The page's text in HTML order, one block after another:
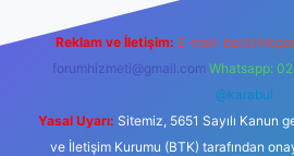
Reklam ve İletişim: E-mail:
forumhizmeti@gmail.com Whatsapp:
@karabul
Yasal Uyarı: Sitemiz, 5651 Sayılı Kanun
ve İletişim Kurumu (BTK) tarafından